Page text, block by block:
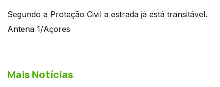
Segundo a Proteção Civil a estrada já está transitável.
Antena 1/Açores
Mais Notícias